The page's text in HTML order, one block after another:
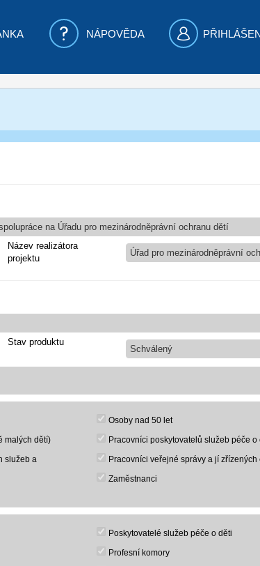
NÁPOVĚDA
na Úřadu pro mezinárodněprávní ochranu dětí
Název realizátora
projektu
Úřad pro mezinárodněprávní
Stav produktu
Schválený
Osoby nad 50 let
malých dětí)
Pracovníci poskytovatelů služeb péče o
služeb a
Pracovníci veřejné správy a jí zřízených
Zaměstnanci
Poskytovatelé služeb péče o děti
Profesní komory